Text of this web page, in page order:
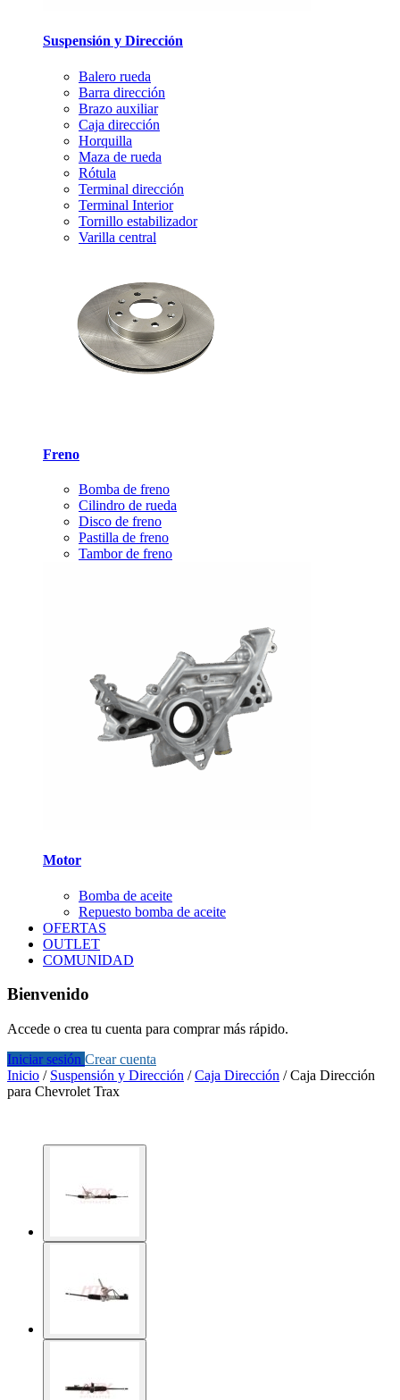
Suspensión y Dirección
Balero rueda
Barra dirección
Brazo auxiliar
Caja dirección
Horquilla
Maza de rueda
Rótula
Terminal dirección
Terminal Interior
Tornillo estabilizador
Varilla central
Freno
Bomba de freno
Cilindro de rueda
Disco de freno
Pastilla de freno
Tambor de freno
Motor
Bomba de aceite
Repuesto bomba de aceite
OFERTAS
OUTLET
COMUNIDAD
Bienvenido
Accede o crea tu cuenta para comprar más rápido.
Iniciar sesión Crear cuenta
Inicio / Suspensión y Dirección /Caja Dirección /Caja Dirección
para Chevrolet Trax